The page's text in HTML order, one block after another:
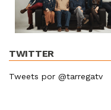
TWITTER
Tweets por @tarregatv